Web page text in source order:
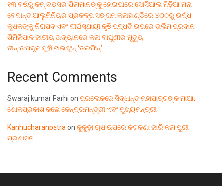
୧୩ ବର୍ଷରୁ କମ୍ ବୟସର ପିଲାମାନଙ୍କୁ ହୋଇପାରେ ସୋସିଆଲ ମିଡ଼ିଆ ମନା
ବେଦାନ୍ତ ଆଲୁମିନିୟର ପ୍ରକଳ୍ପ ସଙ୍ଗମ କଳାହାଣ୍ଡିରେ ୪୦୦ରୁ ଉର୍ଦ୍ଧ
କୃଷକଙ୍କୁ ନିରାପଦ ଏବଂ ଦୀର୍ଘସ୍ଥାୟୀ କୃଷି ପଦ୍ଧତି ଉପରେ ତାଲିମ ପ୍ରଦାନ
ଶିମିଳିପାଳ ଜାତୀୟ ଉଦ୍ୟାନରେ କଳା ବାଘୁଣୀର ମୃତ୍ୟୁ
ଚୀନ୍ ଉପକୂଳ ମୁହାଁ ଟାଇଫୁନ୍ ‘ଡଲଫିନ୍’
Recent Comments
Swaraj kumar Parhi on ପରଲୋକରେ ସିଦ୍ଧାନ୍ତ ମହାପାତ୍ରଙ୍କ ମାଆ,
ଶୋକପ୍ରକାଶ କଲେ କେନ୍ଦ୍ରମନ୍ତ୍ରୀ ଏବଂ ମୁଖ୍ୟମନ୍ତ୍ରୀ
Kanhucharanpatra on କୁକୁଡ଼ା ଚାଷ ଉପରେ କଟକଣା ଜାରି କଲା ପୁରୀ
ପ୍ରଶାସନ